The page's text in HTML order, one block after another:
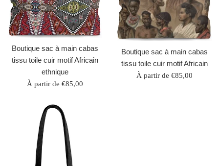
Boutique sac à main cabas
tissu toile cuir motif Africain
ethnique
À partir de €85,00
Boutique sac à main cabas
tissu toile cuir motif Africain
À partir de €85,00